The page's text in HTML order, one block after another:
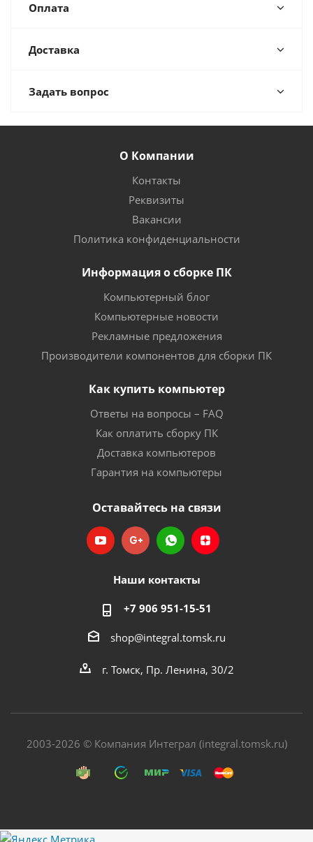
Оплата
Доставка
Задать вопрос
О Компании
Контакты
Реквизиты
Вакансии
Политика конфиденциальности
Информация о сборке ПК
Компьютерный блог
Компьютерные новости
Рекламные предложения
Производители компонентов для сборки ПК
Как купить компьютер
Ответы на вопросы – FAQ
Как оплатить сборку ПК
Доставка компьютеров
Гарантия на компьютеры
Оставайтесь на связи
Наши контакты
+7 906 951-15-51
shop@integral.tomsk.ru
г. Томск, Пр. Ленина, 30/2
2003-2026 © Компания Интеграл (integral.tomsk.ru)